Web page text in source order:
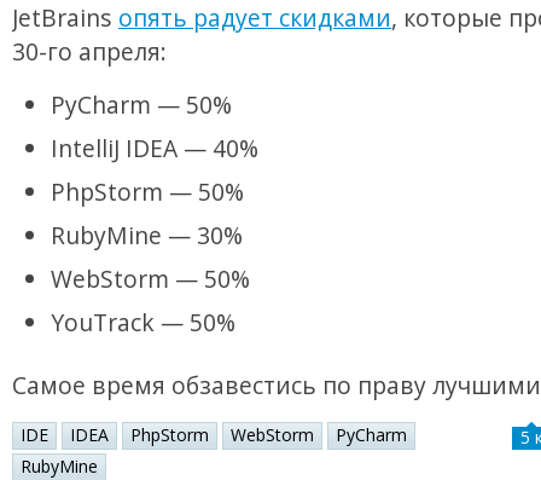
JetBrains опять радует скидками, которые
30-го апреля:
PyCharm — 50%
IntelliJ IDEA — 40%
PhpStorm — 50%
RubyMine — 30%
WebStorm — 50%
YouTrack — 50%
Самое время обзавестись по праву
IDE IDEA PhpStorm WebStorm
PyCharm
RubyMine
5